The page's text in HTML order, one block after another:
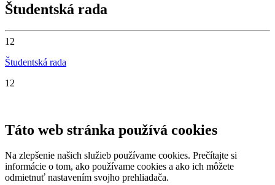
Študentská rada
12
Študentská rada
12
Táto web stránka používá cookies
Na zlepšenie našich služieb používame cookies. Prečítajte si
informácie o tom, ako používame cookies a ako ich môžete
odmietnuť nastavením svojho prehliadača.